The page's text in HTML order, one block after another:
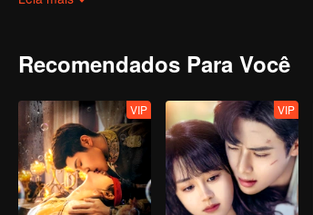
Recomendados Para Você
VIP VIP